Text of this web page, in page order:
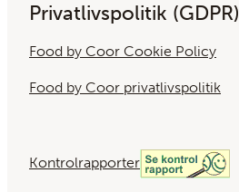
Privatlivspolitik (GDPR)
Food by Coor Cookie Policy
Food by Coor privatlivspolitik
Kontrolrapporter